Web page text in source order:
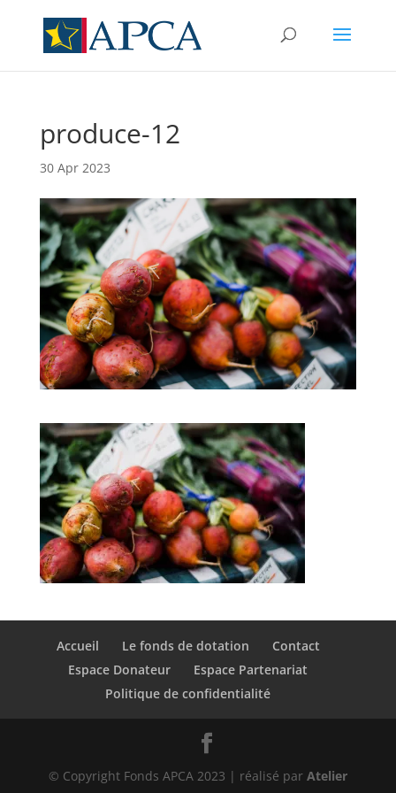
produce-12
30 Apr 2023
Accueil Le fonds de dotation
Contact
Espace Donateur
Espace Partenariat
Politique de confidentialité
© Copyright Fonds APCA 2023 | réalisé par Atelier